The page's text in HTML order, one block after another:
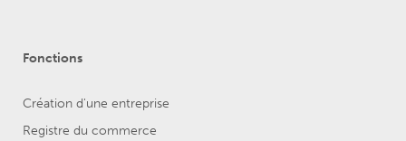
Fonctions
Création d'une entreprise
Registre du commerce